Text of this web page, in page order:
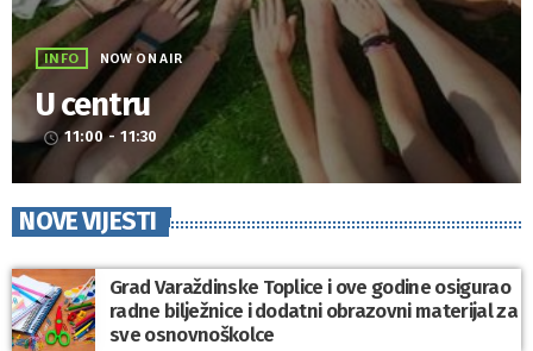
INFO NOW ON AIR
U centru
access_time 11:00 - 11:30
NOVE VIJESTI
Grad Varaždinske Toplice i ove godine osigurao
radne bilježnice i dodatni obrazovni materijal za
sve osnovnoškolce